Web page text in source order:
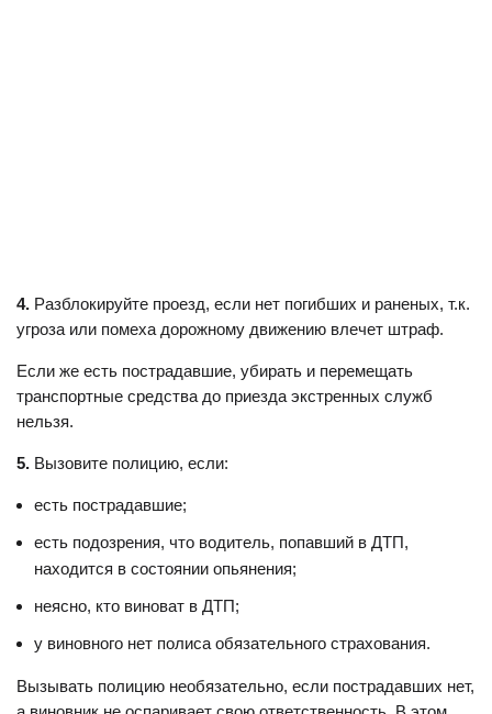
4. Разблокируйте проезд, если нет погибших и раненых, т.к.
угроза или помеха дорожному движению влечет штраф.
Если же есть пострадавшие, убирать и перемещать
транспортные средства до приезда экстренных служб
нельзя.
5. Вызовите полицию, если:
есть пострадавшие;
есть подозрения, что водитель, попавший в ДТП,
находится в состоянии опьянения;
неясно, кто виноват в ДТП;
у виновного нет полиса обязательного страхования.
Вызывать полицию необязательно, если пострадавших нет,